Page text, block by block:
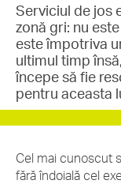
Serviciul de jos
zonă gri: nu
este împotriva
ultimul timp
începe să fie
pentru aceasta
Cel mai cunoscut
fără îndoială cel